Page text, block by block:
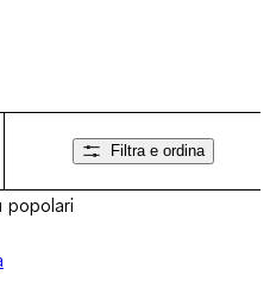
Filtra e ordina
popolari